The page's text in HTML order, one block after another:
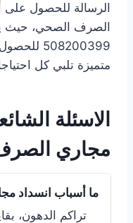
الرسالة للحصول
الصرف الصحي، حيث
متميزة تلبي كل
الاسئلة
مجاري
ما أسباب انسداد
تراكم الدهون،